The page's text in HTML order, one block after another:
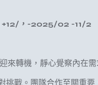
+12/，-2025/02 -11/2
來轉機，靜心覺察內在
挑戰。團隊合作至關重